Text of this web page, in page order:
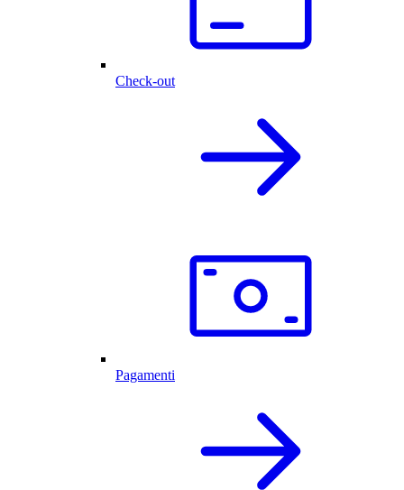
Check-out
Pagamenti